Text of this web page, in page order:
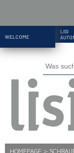
WELCOME
LISI